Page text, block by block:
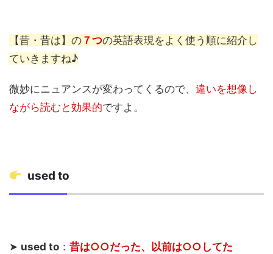
【昔・昔は】の ７つの英語表現をよく使う順に紹介し
ていきますね♪
微妙にニュアンスが変わってくるので、 違いを想像し
ながら読むと効果的ですよ。
used to
➤ used to ： 昔は○○だった、以前は○○してた